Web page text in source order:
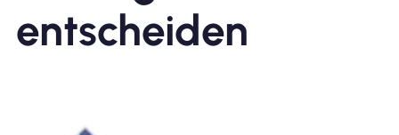
entscheiden